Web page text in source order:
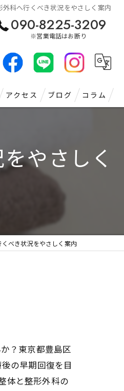
科へ行くべき状況をやさしく案内
090-8225-3209
※営業電話はお断り
アクセス ブログ コラム
やさしく
べき状況をやさしく案内
？東京都豊島区
の早期回復を目
体と整形外科の